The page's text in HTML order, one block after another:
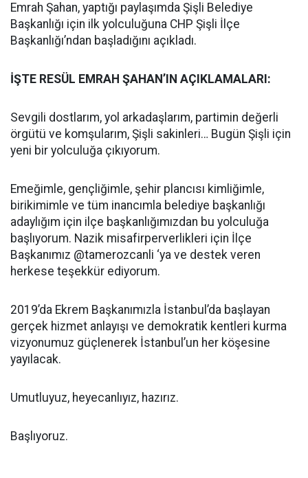
Emrah Şahan, yaptığı paylaşımda Şişli Belediye
Başkanlığı için ilk yolculuğuna CHP Şişli İlçe
Başkanlığı’ndan başladığını açıkladı.
İŞTE RESÜL EMRAH ŞAHAN’IN AÇIKLAMALARI:
Sevgili dostlarım, yol arkadaşlarım, partimin değerli
örgütü ve komşularım, Şişli sakinleri… Bugün Şişli için
yeni bir yolculuğa çıkıyorum.
Emeğimle, gençliğimle, şehir plancısı kimliğimle,
birikimimle ve tüm inancımla belediye başkanlığı
adaylığım için ilçe başkanlığımızdan bu yolculuğa
başlıyorum. Nazik misafirperverlikleri için İlçe
Başkanımız @tamerozcanli ‘ya ve destek veren
herkese teşekkür ediyorum.
2019’da Ekrem Başkanımızla İstanbul’da başlayan
gerçek hizmet anlayışı ve demokratik kentleri kurma
vizyonumuz güçlenerek İstanbul’un her köşesine
yayılacak.
Umutluyuz, heyecanlıyız, hazırız.
Başlıyoruz.